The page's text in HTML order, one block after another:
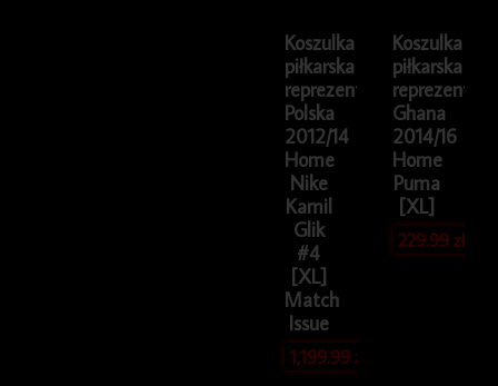
Koszulka
piłkarska
reprezentacji
Polska
2012/14
Home
Nike
Kamil
Glik
#4
[XL]
Match
Issue
1,199.99zł
Koszulka
piłkarska
reprezentacji
Ghana
2014/16
Home
Puma
[XL]
229.99zł